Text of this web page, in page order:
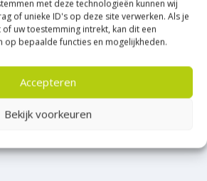
met deze technologieën kunnen wij
of unieke ID's op deze site verwerken. Als je
uw toestemming intrekt, kan dit een
op bepaalde functies en mogelijkheden.
Accepteren
Bekijk voorkeuren
Centre XXL in Heerde!